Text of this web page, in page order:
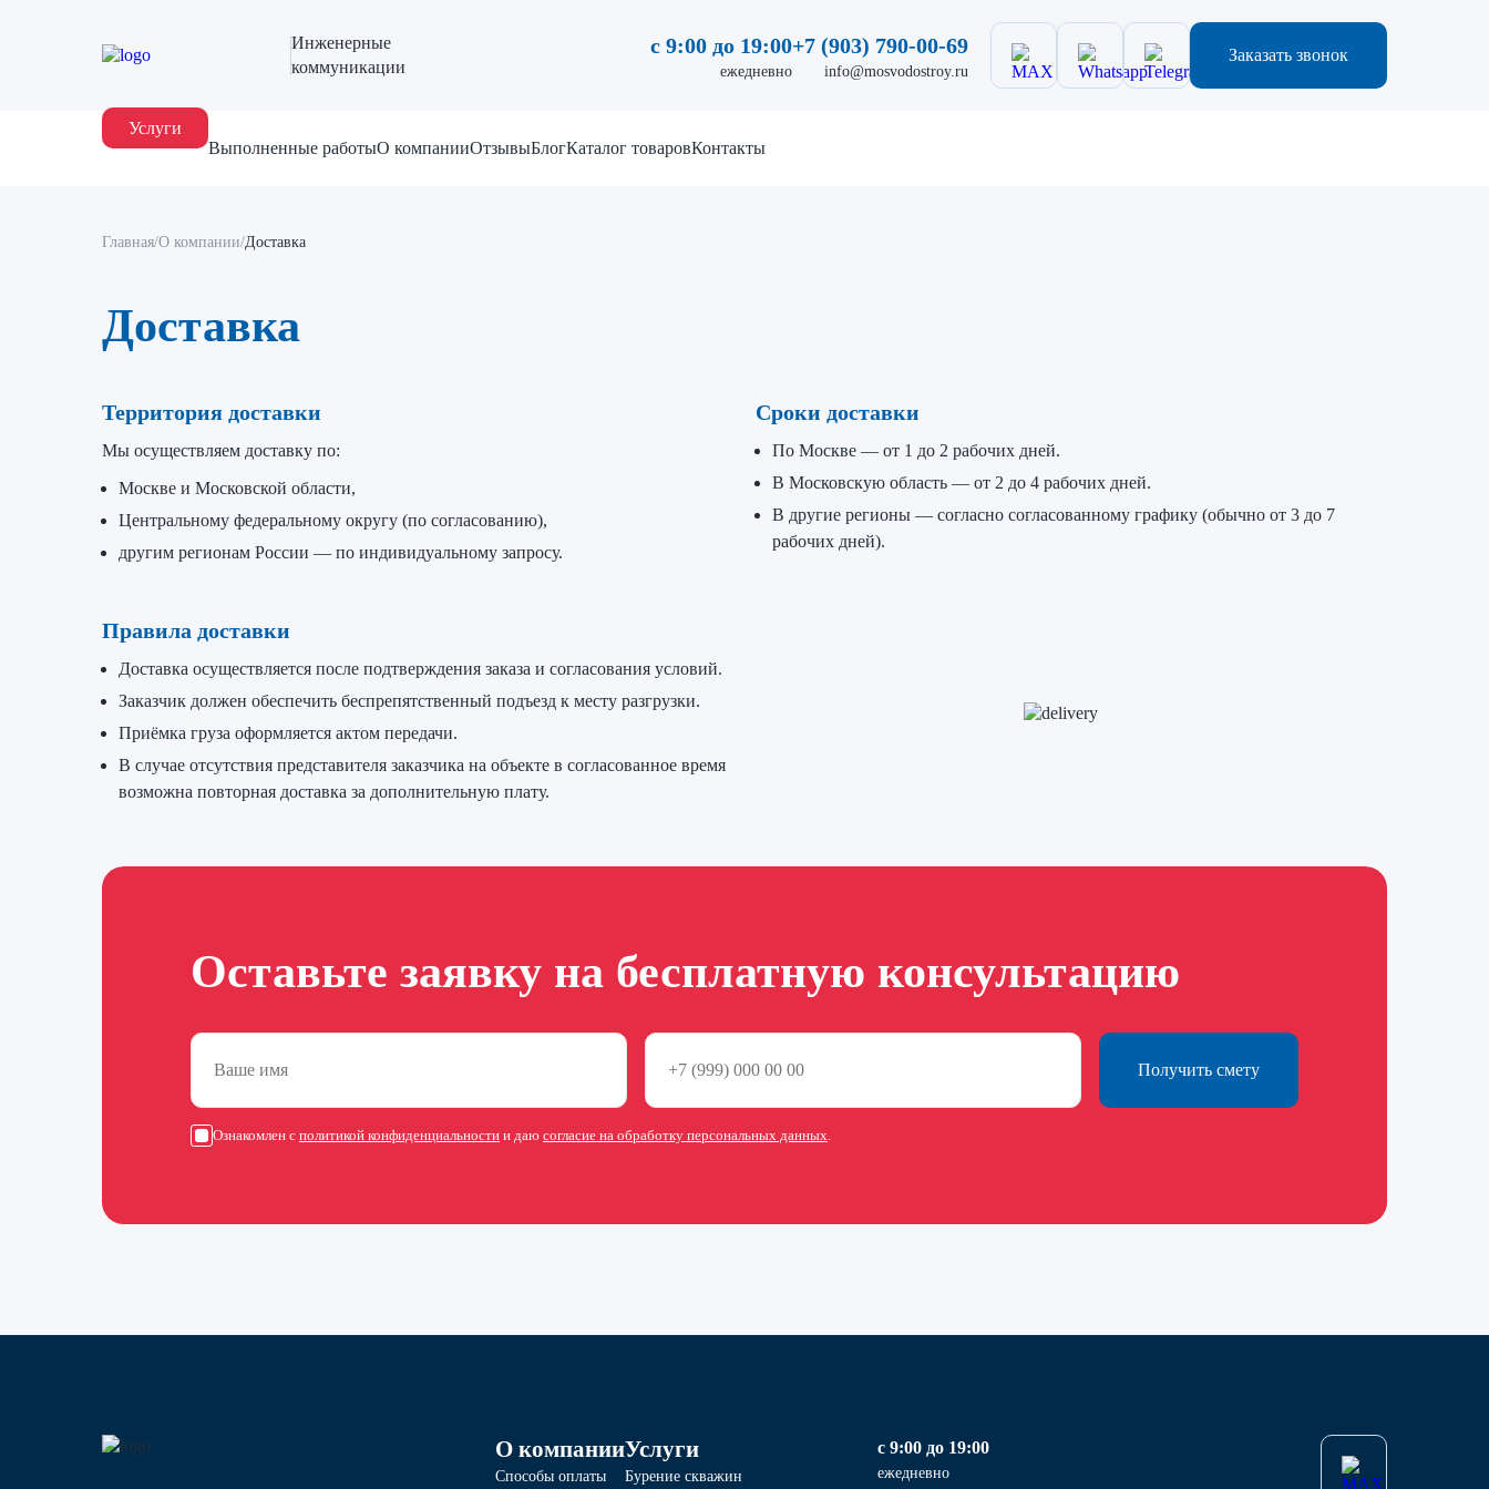
Инженерные
коммуникации
с 9:00 до 19:00
ежедневно
+7 (903) 790-00-69
info@mosvodostroy.ru
Заказать звонок
Услуги
Выполненные работыО компанииОтзывыБлогКаталог товаровКонтакты
Главная/О компании/Доставка
Доставка
Территория доставки
Мы осуществляем доставку по:
Москве и Московской области,
Центральному федеральному округу (по согласованию),
другим регионам России — по индивидуальному запросу.
Сроки доставки
По Москве — от 1 до 2 рабочих дней.
В Московскую область — от 2 до 4 рабочих дней.
В другие регионы — согласно согласованному графику (обычно от 3 до 7
рабочих дней).
Правила доставки
Доставка осуществляется после подтверждения заказа и согласования условий.
Заказчик должен обеспечить беспрепятственный подъезд к месту разгрузки.
Приёмка груза оформляется актом передачи.
В случае отсутствия представителя заказчика на объекте в согласованное время
возможна повторная доставка за дополнительную плату.
Оставьте заявку на бесплатную консультацию
Получить смету
Ознакомлен с политикой конфиденциальности и даю согласие на обработку персональных данных.
О компании
Способы оплаты
Услуги
Бурение скважин
с 9:00 до 19:00
ежедневно